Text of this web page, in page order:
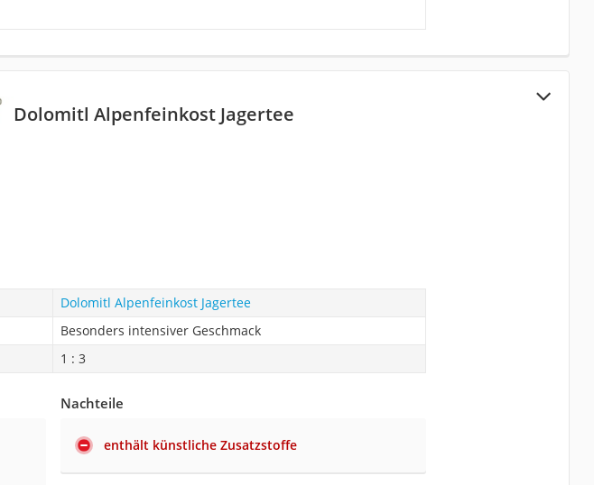
Dolomitl Alpenfeinkost Jagertee
Dolomitl Alpenfeinkost Jagertee
Besonders intensiver Geschmack
1 : 3
Nachteile
enthält künstliche Zusatzstoffe